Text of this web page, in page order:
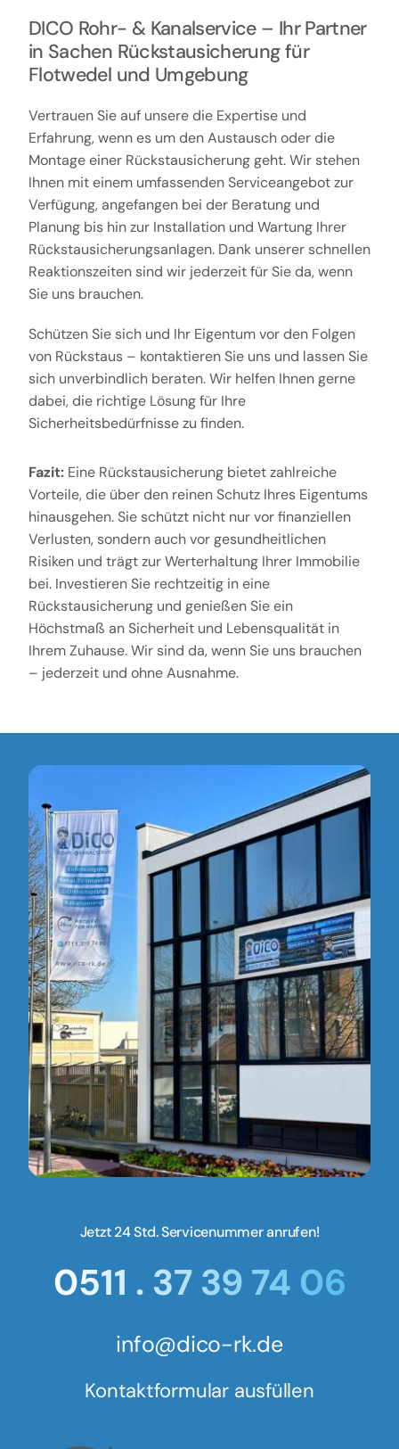
DICO Rohr- & Kanalservice – Ihr Partner
in Sachen Rückstausicherung für
Flotwedel und Umgebung
Vertrauen Sie auf unsere die Expertise und
Erfahrung, wenn es um den Austausch oder die
Montage einer Rückstausicherung geht. Wir stehen
Ihnen mit einem umfassenden Serviceangebot zur
Verfügung, angefangen bei der Beratung und
Planung bis hin zur Installation und Wartung Ihrer
Rückstausicherungsanlagen. Dank unserer schnellen
Reaktionszeiten sind wir jederzeit für Sie da, wenn
Sie uns brauchen.
Schützen Sie sich und Ihr Eigentum vor den Folgen
von Rückstaus – kontaktieren Sie uns und lassen Sie
sich unverbindlich beraten. Wir helfen Ihnen gerne
dabei, die richtige Lösung für Ihre
Sicherheitsbedürfnisse zu finden.
Fazit:Eine Rückstausicherung bietet zahlreiche
Vorteile, die über den reinen Schutz Ihres Eigentums
hinausgehen. Sie schützt nicht nur vor finanziellen
Verlusten, sondern auch vor gesundheitlichen
Risiken und trägt zur Werterhaltung Ihrer Immobilie
bei. Investieren Sie rechtzeitig in eine
Rückstausicherung und genießen Sie ein
Höchstmaß an Sicherheit und Lebensqualität in
Ihrem Zuhause. Wir sind da, wenn Sie uns brauchen
– jederzeit und ohne Ausnahme.
Jetzt 24 Std. Servicenummer anrufen!
0511 . 37 39 74 06
info@dico-rk.de
Kontaktformular ausfüllen